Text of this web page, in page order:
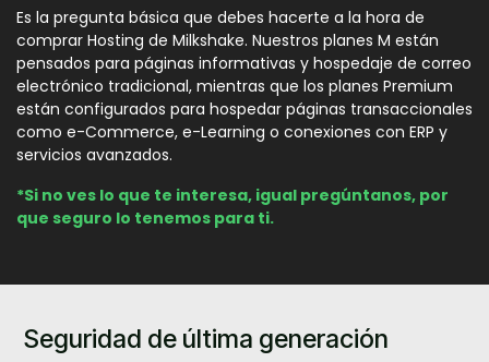
Es la pregunta básica que debes hacerte a la hora de
comprar Hosting de Milkshake. Nuestros planes M están
pensados para páginas informativas y hospedaje de correo
electrónico tradicional, mientras que los planes Premium
están configurados para hospedar páginas transaccionales
como e-Commerce, e-Learning o conexiones con ERP y
servicios avanzados.
*Si no ves lo que te interesa, igual pregúntanos, por
que seguro lo tenemos para ti.
Seguridad de última generación